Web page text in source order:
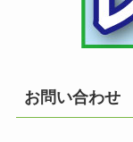
お問い合わせ